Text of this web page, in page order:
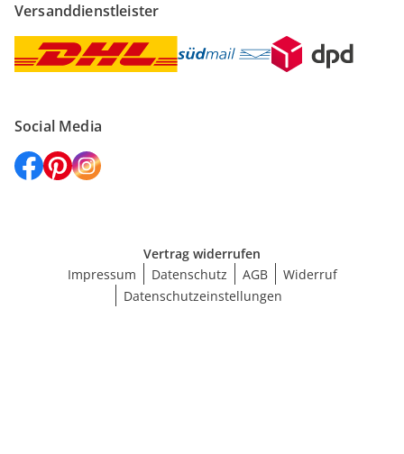
Versanddienstleister
Social Media
Vertrag widerrufen
Impressum
Datenschutz AGB
Widerruf
Datenschutzeinstellungen